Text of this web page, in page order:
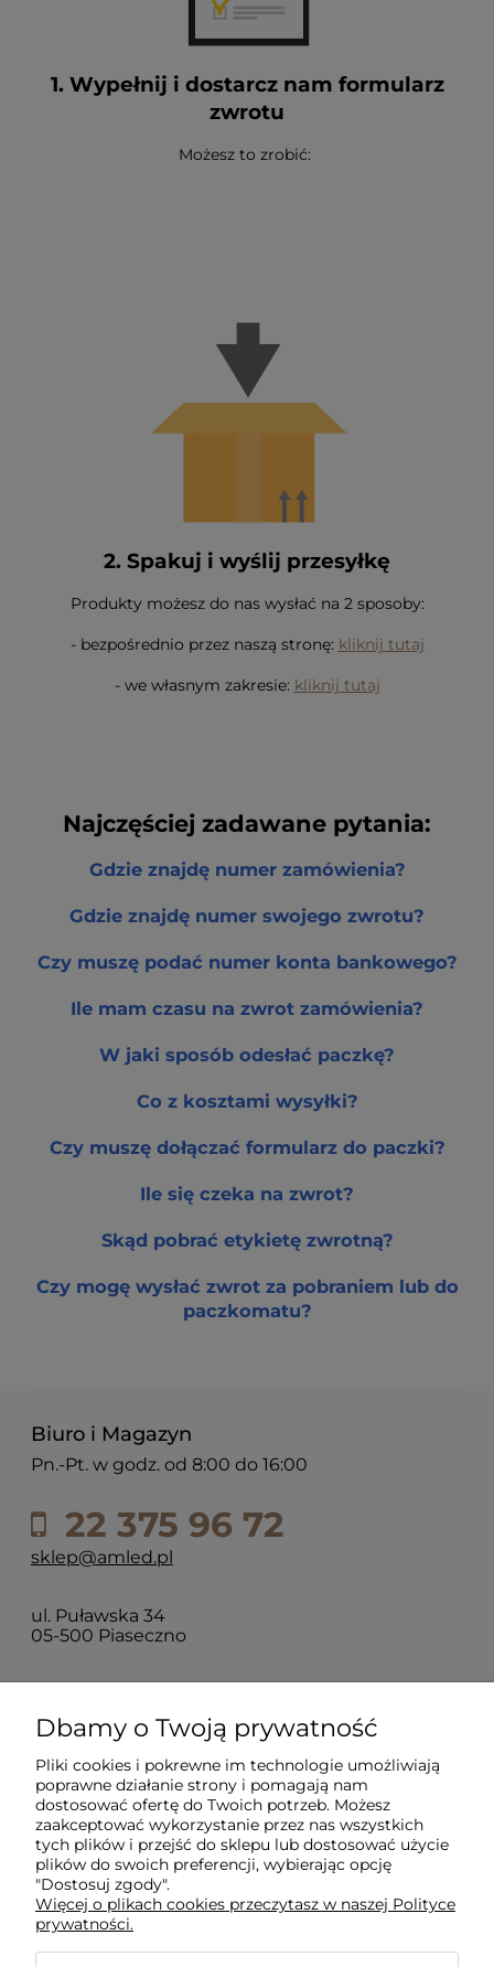
1. Wypełnij i dostarcz nam formularz
zwrotu
Możesz to zrobić:
2. Spakuj i wyślij przesyłkę
Produkty możesz do nas wysłać na 2 sposoby:
- bezpośrednio przez naszą stronę: kliknij tutaj
- we własnym zakresie: kliknij tutaj
Najczęściej zadawane pytania:
Gdzie znajdę numer zamówienia?
Gdzie znajdę numer swojego zwrotu?
Czy muszę podać numer konta bankowego?
Ile mam czasu na zwrot zamówienia?
W jaki sposób odesłać paczkę?
Co z kosztami wysyłki?
Czy muszę dołączać formularz do paczki?
Ile się czeka na zwrot?
Skąd pobrać etykietę zwrotną?
Czy mogę wysłać zwrot za pobraniem lub do
paczkomatu?
Biuro i Magazyn
Pn.-Pt. w godz. od 8:00 do 16:00
22 375 96 72
sklep@amled.pl
ul. Puławska 34
05-500 Piaseczno
Dla klientów
Informacje
O firmie
Dbamy o Twoją prywatność
Pliki cookies i pokrewne im technologie umożliwiają
poprawne działanie strony i pomagają nam
dostosować ofertę do Twoich potrzeb. Możesz
zaakceptować wykorzystanie przez nas wszystkich
tych plików i przejść do sklepu lub dostosować użycie
plików do swoich preferencji, wybierając opcję
"Dostosuj zgody".
Więcej o plikach cookies przeczytasz w naszej Polityce
prywatności.